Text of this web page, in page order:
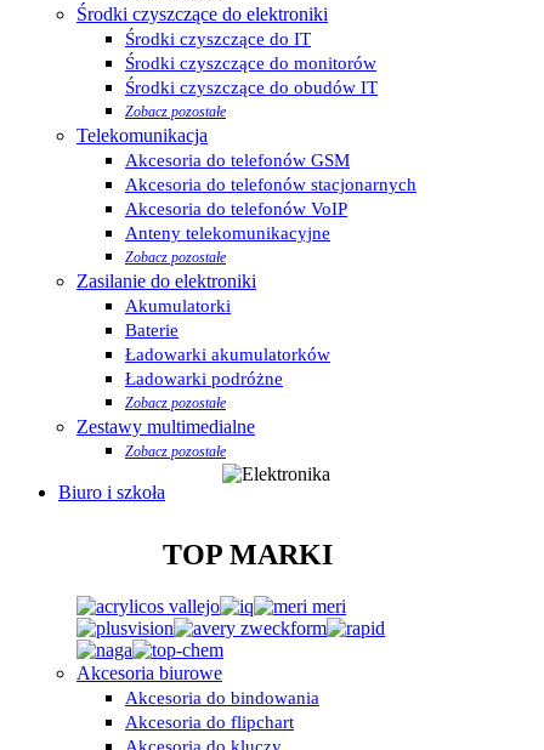
Środki czyszczące do elektroniki
Środki czyszczące do IT
Środki czyszczące do monitorów
Środki czyszczące do obudów IT
Zobacz pozostałe
Telekomunikacja
Akcesoria do telefonów GSM
Akcesoria do telefonów stacjonarnych
Akcesoria do telefonów VoIP
Anteny telekomunikacyjne
Zobacz pozostałe
Zasilanie do elektroniki
Akumulatorki
Baterie
Ładowarki akumulatorków
Ładowarki podróżne
Zobacz pozostałe
Zestawy multimedialne
Zobacz pozostałe
Biuro i szkoła
TOP MARKI
Akcesoria biurowe
Akcesoria do bindowania
Akcesoria do flipchart